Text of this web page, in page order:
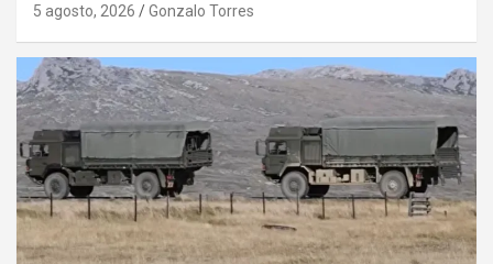
5 agosto, 2026 Gonzalo Torres